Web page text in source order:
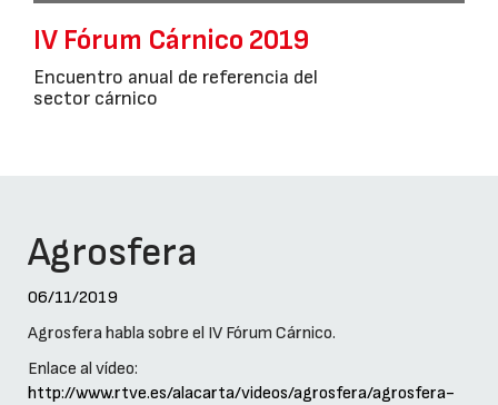
IV Fórum Cárnico 2019
Encuentro anual de referencia del
sector cárnico
Agrosfera
06/11/2019
Agrosfera habla sobre el IV Fórum Cárnico.
Enlace al vídeo:
http://www.rtve.es/alacarta/videos/agrosfera/agrosfera-